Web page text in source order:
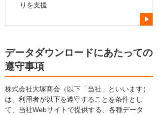
りを支援
データダウンロードにあたっての
遵守事項
株式会社大塚商会（以下「当社」といいます）
は、利用者が以下を遵守することを条件とし
て、当社Webサイトで提供する、各種データ